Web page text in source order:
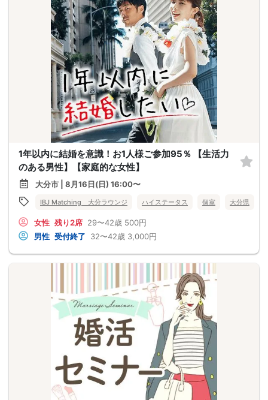
1年以内に結婚を意識！お1人様ご参加95％ 【生活力
のある男性】【家庭的な女性】
大分市 | 8月16日(日) 16:00〜
IBJ Matching 大分ラウンジ ハイステータス 個室 大分県
女性 残り2席 29〜42歳 500円
男性 受付終了 32〜42歳 3,000円